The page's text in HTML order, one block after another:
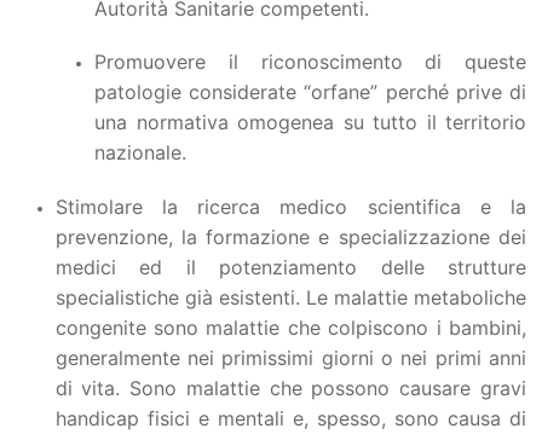
Autorità Sanitarie competenti.
Promuovere il riconoscimento di queste
patologie considerate “orfane” perché prive di
una normativa omogenea su tutto il territorio
nazionale.
Stimolare la ricerca medico scientifica e la
prevenzione, la formazione e specializzazione dei
medici ed il potenziamento delle strutture
specialistiche già esistenti. Le malattie metaboliche
congenite sono malattie che colpiscono i bambini,
generalmente nei primissimi giorni o nei primi anni
di vita. Sono malattie che possono causare gravi
handicap fisici e mentali e, spesso, sono causa di